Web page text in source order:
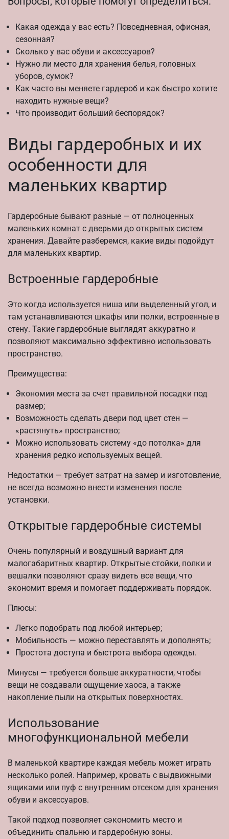
Какая одежда у вас есть? Повседневная, офисная,
сезонная?
Сколько у вас обуви и аксессуаров?
Нужно ли место для хранения белья, головных
уборов, сумок?
Как часто вы меняете гардероб и как быстро хотите
находить нужные вещи?
Что производит больший беспорядок?
Виды гардеробных и их
особенности для
маленьких квартир
Гардеробные бывают разные — от полноценных
маленьких комнат с дверьми до открытых систем
хранения. Давайте разберемся, какие виды подойдут
для маленьких квартир.
Встроенные гардеробные
Это когда используется ниша или выделенный угол, и
там устанавливаются шкафы или полки, встроенные в
стену. Такие гардеробные выглядят аккуратно и
позволяют максимально эффективно использовать
пространство.
Преимущества:
Экономия места за счет правильной посадки под
размер;
Возможность сделать двери под цвет стен —
«растянуть» пространство;
Можно использовать систему «до потолка» для
хранения редко используемых вещей.
Недостатки — требует затрат на замер и изготовление,
не всегда возможно внести изменения после
установки.
Открытые гардеробные системы
Очень популярный и воздушный вариант для
малогабаритных квартир. Открытые стойки, полки и
вешалки позволяют сразу видеть все вещи, что
экономит время и помогает поддерживать порядок.
Плюсы:
Легко подобрать под любой интерьер;
Мобильность — можно переставлять и дополнять;
Простота доступа и быстрота выбора одежды.
Минусы — требуется больше аккуратности, чтобы
вещи не создавали ощущение хаоса, а также
накопление пыли на открытых поверхностях.
Использование
многофункциональной мебели
В маленькой квартире каждая мебель может играть
несколько ролей. Например, кровать с выдвижными
ящиками или пуф с внутренним отсеком для хранения
обуви и аксессуаров.
Такой подход позволяет сэкономить место и
объединить спальню и гардеробную зоны.